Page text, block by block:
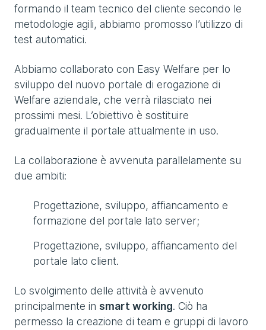
formando il team tecnico del cliente secondo le
metodologie agili, abbiamo promosso l’utilizzo di
test automatici.
Abbiamo collaborato con Easy Welfare per lo
sviluppo del nuovo portale di erogazione di
Welfare aziendale, che verrà rilasciato nei
prossimi mesi. L’obiettivo è sostituire
gradualmente il portale attualmente in uso.
La collaborazione è avvenuta parallelamente su
due ambiti:
Progettazione, sviluppo, affiancamento e
formazione del portale lato server;
Progettazione, sviluppo, affiancamento del
portale lato client.
Lo svolgimento delle attività è avvenuto
principalmente in smart working. Ciò ha
permesso la creazione di team e gruppi di lavoro